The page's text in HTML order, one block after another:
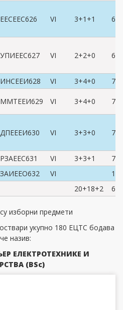
ЕЕСЕЕС626 VI 3+1+1 6
УПИЕЕС627 VI 2+2+0 6
ИНСЕЕИ628 VI 3+4+0 7
ММТЕЕИ629 VI 3+4+0 7
ДПЕЕЕИ630 VI 3+3+0 7
РЗАЕЕС631 VI 3+3+1
7
ЗАИЕЕО632 VI
10
20+18+2 60
изборни предмети
укупно 180 ЕЦТС бодава
назив:
ЕЛЕКТРОТЕХНИКЕ И
(BSc)